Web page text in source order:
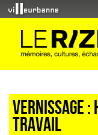
Vernissage
travail